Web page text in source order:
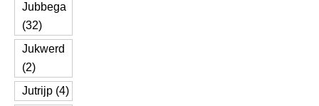
Jubbega
(32)
Jukwerd
(2)
Jutrijp (4)